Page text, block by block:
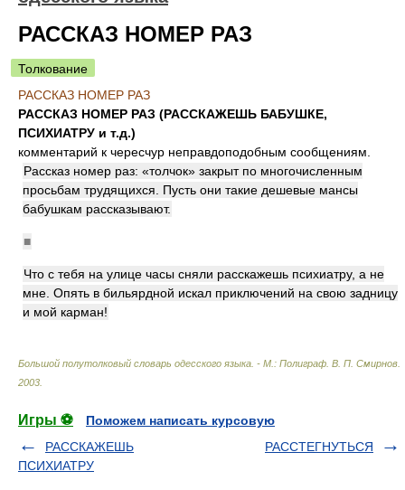
РАССКАЗ НОМЕР РАЗ
Толкование
РАССКАЗ НОМЕР РАЗ
РАССКАЗ НОМЕР РАЗ (РАССКАЖЕШЬ БАБУШКЕ,
ПСИХИАТРУ и т.д.)
комментарий к чересчур неправдоподобным сообщениям.
Рассказ номер раз: «толчок» закрыт по многочисленным
просьбам трудящихся. Пусть они такие дешевые мансы
бабушкам рассказывают.
■
Что с тебя на улице часы сняли расскажешь психиатру, а не
мне. Опять в бильярдной искал приключений на свою задницу
и мой карман!
Большой полутолковый словарь одесского языка. - М.: Полиграф В. П. Смирнов
2003
Игры ⚽
Поможем написать курсовую
РАССКАЖЕШЬ
ПСИХИАТРУ
РАССТЕГНУТЬСЯ